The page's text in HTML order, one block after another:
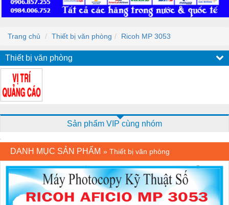
Trang chủ Thiết bị văn phòng Ricoh MP 3053
Thiết bị văn phòng
Sản phẩm VIP cùng nhóm
DANH MỤC SẢN PHẨM » Thiết bị văn phòng